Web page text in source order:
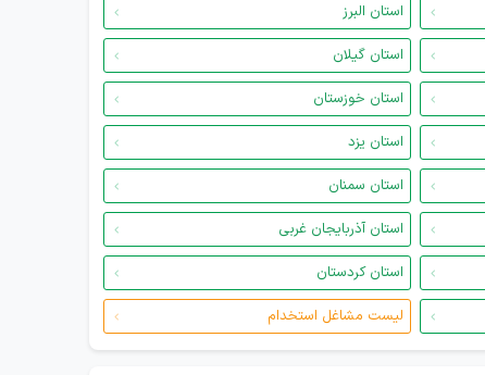
استان البرز
استان گیلان
استان خوزستان
استان یزد
استان سمنان
استان آذربایجان غربی
استان کردستان
لیست مشاغل استخدام